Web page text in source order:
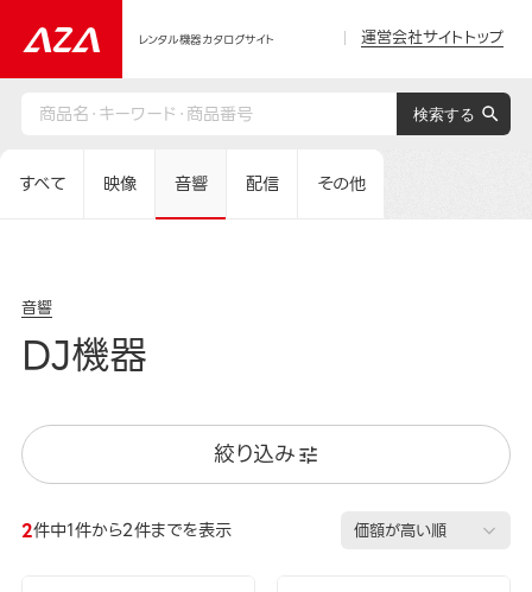
レンタル機器カタログサイト 運営会社サイトトップ
すべて 映像 音響 配信 その他
音響
DJ機器
絞り込み
2件中1件から2件までを表示